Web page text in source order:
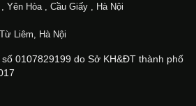
Yên Hòa , Cầu Giấy , Hà Nội
Liêm, Hà Nội
0107829199 do Sở KH&ĐT thành phố